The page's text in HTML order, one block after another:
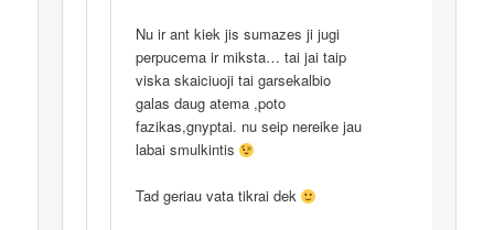
Nu ir ant kiek jis sumazes ji jugi
perpucema ir miksta… tai jai taip
viska skaiciuoji tai garsekalbio
galas daug atema ,poto
fazikas,gnyptai. nu seip nereike jau
labai smulkintis
Tad geriau vata tikrai dek